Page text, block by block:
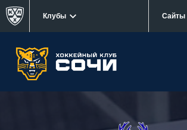
Клубы Сайты